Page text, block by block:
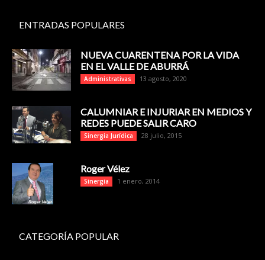
ENTRADAS POPULARES
NUEVA CUARENTENA POR LA VIDA
EN EL VALLE DE ABURRÁ
Administrativas 13 agosto, 2020
CALUMNIAR E INJURIAR EN MEDIOS Y
REDES PUEDE SALIR CARO
Sinergia Jurídica 28 julio, 2015
Roger Vélez
Sinergia 1 enero, 2014
CATEGORÍA POPULAR